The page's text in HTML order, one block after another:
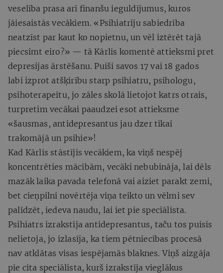
veselība prasa arī finanšu ieguldījumus, kuros
jāiesaistās vecākiem. «Psihiatriju sabiedrība
neatzīst par kaut ko nopietnu, un vēl iztērēt tajā
piecsimt eiro?» — tā Kārlis komentē attieksmi pret
depresijas ārstēšanu. Puiši savos 17 vai 18 gados
labi izprot atšķirību starp psihiatru, psihologu,
psihoterapeitu, jo zāles skolā lietojot katrs otrais,
turpretim vecākai paaudzei esot attieksme
«šausmas, antidepresantus jau dzer tikai
trakomājā un psihie»!
Kad Kārlis stāstījis vecākiem, ka viņš nespēj
koncentrēties mācībām, vecāki nebubināja, lai dēls
mazāk laika pavada telefonā vai aiziet parakt zemi,
bet cieņpilni novērtēja viņa teikto un vēlmi sev
palīdzēt, iedeva naudu, lai iet pie speciālista.
Psihiatrs izrakstīja antidepresantus, taču tos puisis
nelietoja, jo izlasīja, ka tiem pētniecības procesā
nav atklātas visas iespējamās blaknes. Viņš aizgāja
pie cita speciālista, kurš izrakstīja vieglākus